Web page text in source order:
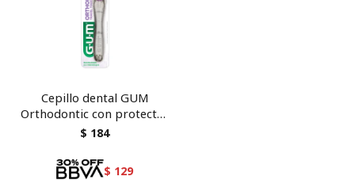
Cepillo dental GUM
Orthodontic con protector
124
$ 184
$ 129